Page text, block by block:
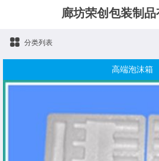
廊坊荣创包装制品
分类列表
高端泡沫箱